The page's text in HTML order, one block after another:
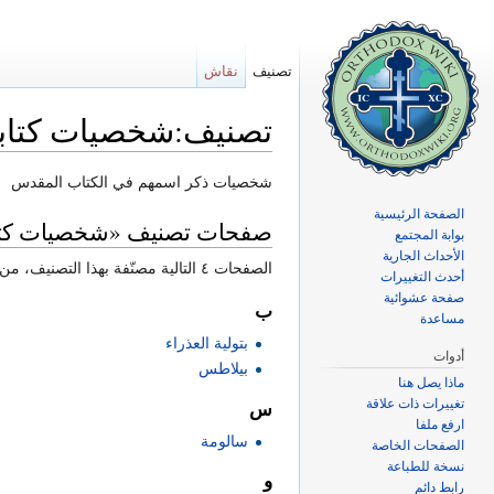
تصنيف:شخصيات
شخصيات ذكر اسمهم في الكتاب المقدس
صفحات تصنيف «شخصيات
الصفحات ٤ التالية مصنّفة بهذا التصنيف، من إجمالي ٤.
ب
بتولية العذراء
بيلاطس
س
سالومة
و
نقاش تصنيف
الصفحة الرئيسية
بوابة المجتمع
الأحداث الجارية
أحدث التغييرات
صفحة عشوائية
مساعدة
أدوات
ماذا يصل هنا
تغييرات ذات علاقة
ارفع ملفا
الصفحات الخاصة
نسخة للطباعة
رابط دائم